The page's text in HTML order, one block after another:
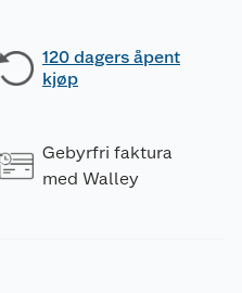
120 dagers åpent
kjøp
Gebyrfri faktura
med Walley